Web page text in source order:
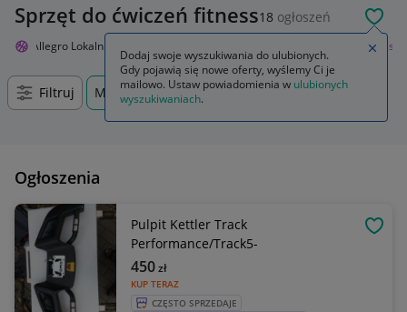
Sprzęt do ćwiczeń fitness18 ogłoszeń
Allegro Lokalnie Trening fitness
Filtruj Mielec, Podkarpackie, +0 km
Ogłoszenia
Pulpit Kettler Track
Performance/Track5-
KUP TERAZ
450zł
CZĘSTO SPRZEDAJE
Dodaj swoje wyszukiwania do ulubionych.
Gdy pojawią się nowe oferty, wyślemy Ci je
mailowo. Ustaw powiadomienia w ulubionych
wyszukiwaniach.